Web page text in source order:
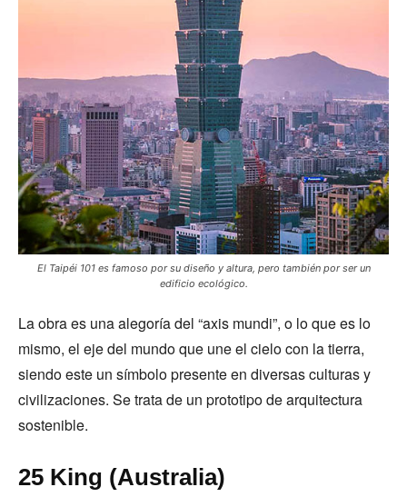
El Taipéi 101 es famoso por su diseño y altura, pero también por ser un
edificio ecológico.
La obra es una alegoría del “axis mundi”, o lo que es lo
mismo, el eje del mundo que une el cielo con la tierra,
siendo este un símbolo presente en diversas culturas y
civilizaciones. Se trata de un prototipo de arquitectura
sostenible.
25 King (Australia)